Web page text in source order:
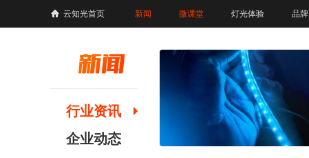
云知光首页 新闻 微课堂 灯光体验 品牌
行业资讯
企业动态